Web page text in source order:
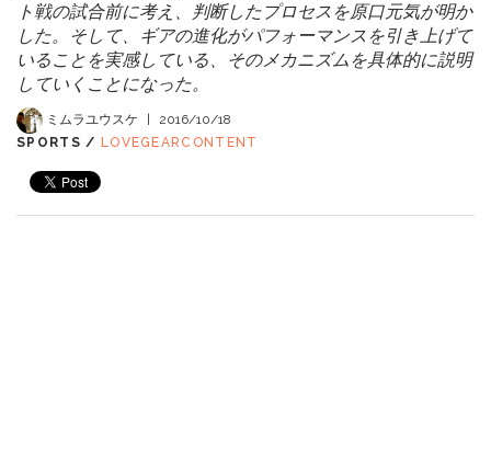
ト戦の試合前に考え、判断したプロセスを原口元気が明か
した。そして、ギアの進化がパフォーマンスを引き上げて
いることを実感している、そのメカニズムを具体的に説明
していくことになった。
ミムラユウスケ
2016/10/18
SPORTS / LOVEGEARCONTENT